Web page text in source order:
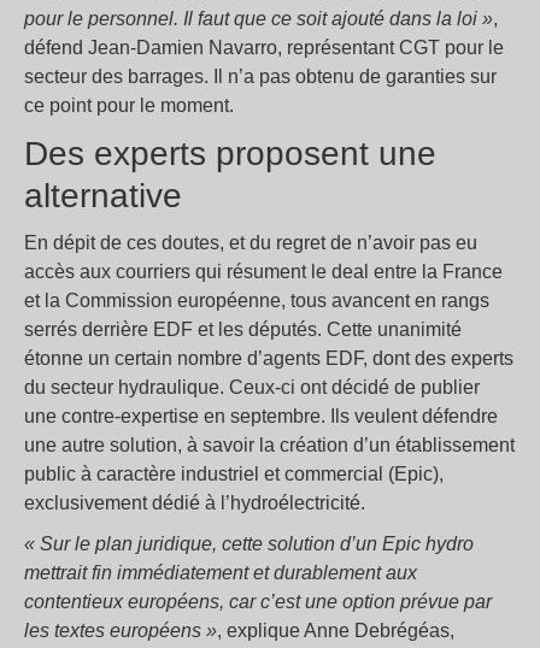
pour le personnel. Il faut que ce soit ajouté dans la loi »,
défend Jean-Damien Navarro, représentant CGT pour le
secteur des barrages. Il n’a pas obtenu de garanties sur
ce point pour le moment.
Des experts proposent une
alternative
En dépit de ces doutes, et du regret de n’avoir pas eu
accès aux courriers qui résument le deal entre la France
et la Commission européenne, tous avancent en rangs
serrés derrière EDF et les députés. Cette unanimité
étonne un certain nombre d’agents EDF, dont des experts
du secteur hydraulique. Ceux-ci ont décidé de publier
une contre-expertise en septembre. Ils veulent défendre
une autre solution, à savoir la création d’un établissement
public à caractère industriel et commercial (Epic),
exclusivement dédié à l’hydroélectricité.
« Sur le plan juridique, cette solution d’un Epic hydro
mettrait fin immédiatement et durablement aux
contentieux européens, car c’est une option prévue par
les textes européens », explique Anne Debrégéas,